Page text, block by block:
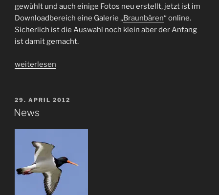
gewühlt und auch einige Fotos neu erstellt, jetzt ist im
Downloadbereich eine Galerie „Braunbären“ online.
Sicherlich ist die Auswahl noch klein aber der Anfang
ist damit gemacht.
„Bären,
Co.“
weiterlesen
VERÖFFENTLICHT
AM
29. APRIL 2012
News